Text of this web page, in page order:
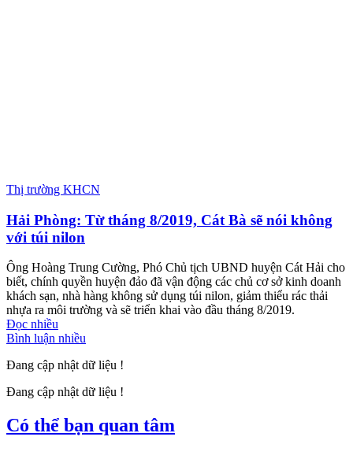
Thị trường KHCN
Hải Phòng: Từ tháng 8/2019, Cát Bà sẽ nói không
với túi nilon
Ông Hoàng Trung Cường, Phó Chủ tịch UBND huyện Cát Hải cho
biết, chính quyền huyện đảo đã vận động các chủ cơ sở kinh doanh
khách sạn, nhà hàng không sử dụng túi nilon, giảm thiểu rác thải
nhựa ra môi trường và sẽ triển khai vào đầu tháng 8/2019.
Đọc nhiều
Bình luận nhiều
Đang cập nhật dữ liệu !
Đang cập nhật dữ liệu !
Có thể bạn quan tâm